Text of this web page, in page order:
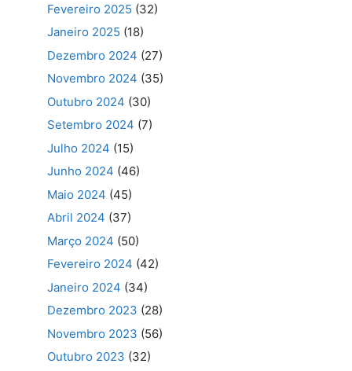
Fevereiro 2025 (32)
Janeiro 2025 (18)
Dezembro 2024 (27)
Novembro 2024 (35)
Outubro 2024 (30)
Setembro 2024 (7)
Julho 2024 (15)
Junho 2024 (46)
Maio 2024 (45)
Abril 2024 (37)
Março 2024 (50)
Fevereiro 2024 (42)
Janeiro 2024 (34)
Dezembro 2023 (28)
Novembro 2023 (56)
Outubro 2023 (32)